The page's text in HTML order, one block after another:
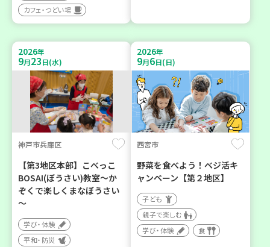
カフェ・つどい場
2026年
9月23日(水)
神戸市兵庫区
【第3地区本部】こべっこ
BOSAI(ぼうさい)教室～か
ぞくで楽しくまなぼうさい
～
学び・体験
平和・防災
2026年
9月6日(日)
西宮市
野菜を食べよう！ベジ活キ
ャンペーン【第２地区】
子ども
親子で楽しむ
学び・体験
食